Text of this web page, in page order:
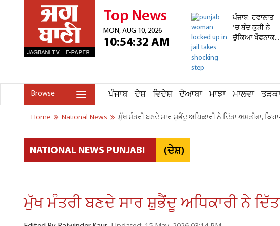
Top News
MON, AUG 10, 2026
10:54:32 AM
ਪੰਜਾਬ: ਹਵਾਲਾਤ
'ਚ ਬੰਦ ਕੁੜੀ ਨੇ
ਚੁੱਕਿਆ ਖੌਫਨਾਕ...
Browse ਪੰਜਾਬ ਦੇਸ਼ ਵਿਦੇਸ਼ ਦੋਆਬਾ ਮਾਝਾ ਮਾਲਵਾ
Home National News ਮੁੱਖ ਮੰਤਰੀ ਬਣਦੇ ਸਾਰ ਸ਼ੁਭੈਂਦੂ ਅਧਿਕਾਰੀ ਨੇ ਦਿੱਤਾ ਅਸਤੀਫਾ,
NATIONAL NEWS PUNJABI (ਦੇਸ਼)
ਮੁੱਖ ਮੰਤਰੀ ਬਣਦੇ ਸਾਰ ਸ਼ੁਭੈਂਦੂ ਅਧਿਕਾਰੀ ਨੇ